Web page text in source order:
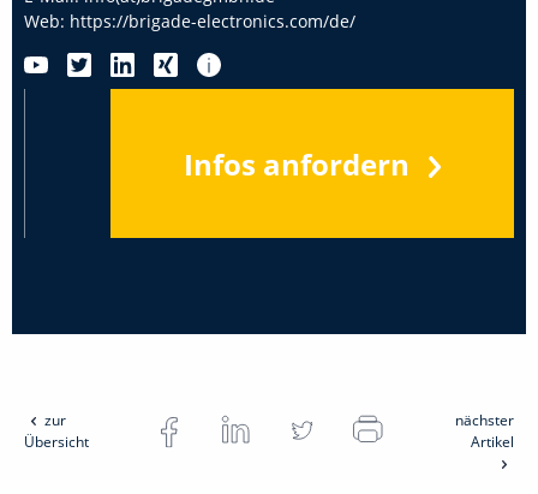
Web: https://brigade-electronics.com/de/
Infos anfordern
zur
Übersicht
nächster
Artikel